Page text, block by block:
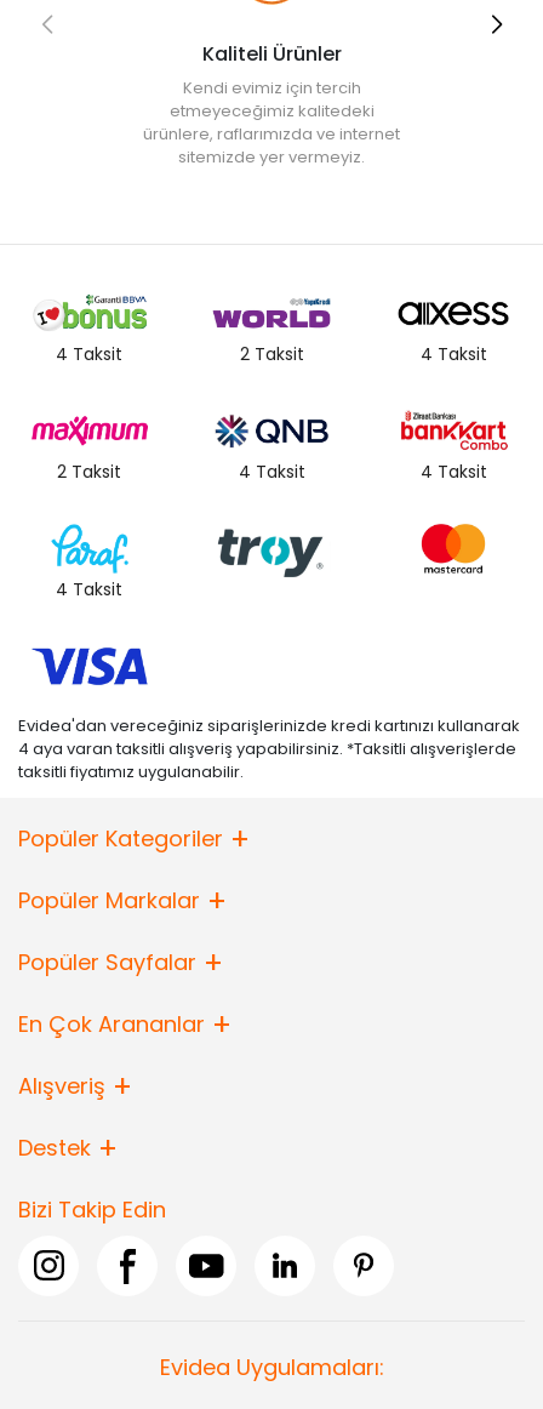
Kaliteli Ürünler
Kendi evimiz için tercih
etmeyeceğimiz kalitedeki
ürünlere, raflarımızda ve internet
sitemizde yer vermeyiz.
4 Taksit 2 Taksit 4 Taksit
2 Taksit 4 Taksit 4 Taksit
4 Taksit
Evidea'dan vereceğiniz siparişlerinizde kredi kartınızı kullanarak
4 aya varan taksitli alışveriş yapabilirsiniz. *Taksitli alışverişlerde
taksitli fiyatımız uygulanabilir.
Popüler Kategoriler
Popüler Markalar
Popüler Sayfalar
En Çok Arananlar
Alışveriş
Destek
Bizi Takip Edin
Evidea Uygulamaları: